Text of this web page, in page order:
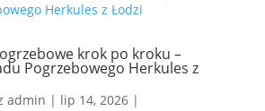
krok po kroku –
Pogrzebowego Herkules z
admin | lip 14, 2026|